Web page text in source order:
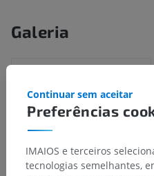
Galeria
Preferências
Continuar sem aceitar
IMAIOS e terceiros
tecnologias semelhantes,